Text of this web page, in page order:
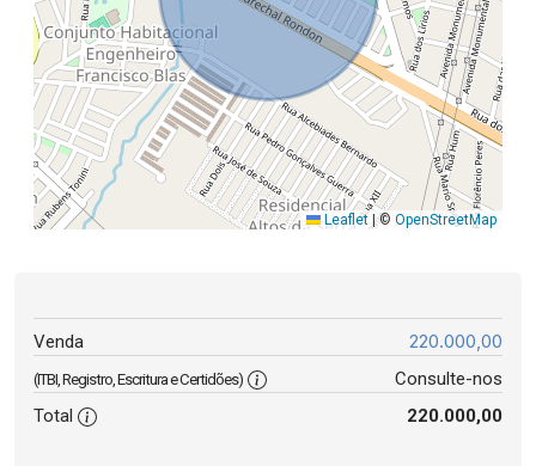
Leaflet |© OpenStreetMap
Venda 220.000,00
(ITBI, Registro, Escritura e Certidões)
Consulte-nos
Total
220.000,00